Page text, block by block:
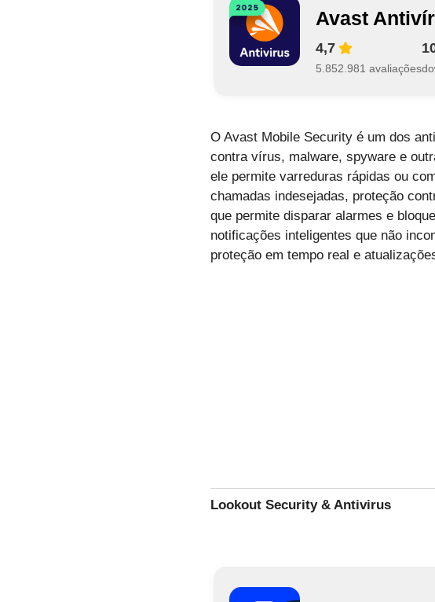
Avast
4,7
5.852.981 avaliações
O Avast Mobile Security é um dos
contra vírus, malware, spyware e
ele permite varreduras rápidas ou
chamadas indesejadas, proteção
que permite disparar alarmes e
notificações inteligentes que não
proteção em tempo real e
Lookout Security & Antivirus